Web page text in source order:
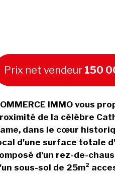
Prix net vendeur 150
IMMO vous
de la célèbre
dans le cœur
d'une surface totale
d'un rez-de-
sous-sol de 25m²